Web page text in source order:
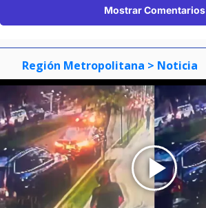
Mostrar Comentarios
Región Metropolitana > Noticia